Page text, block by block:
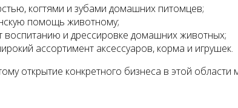
когтями и зубами домашних питомцев;
помощь животному;
и дрессировке домашних животных;
ассортимент аксессуаров, корма и игрушек.
открытие конкретного бизнеса в этой